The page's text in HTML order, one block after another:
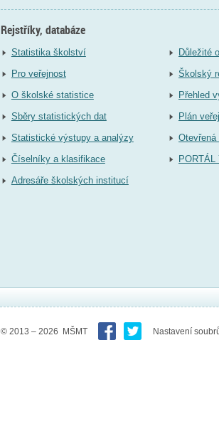
Rejstříky, databáze
Statistika školství
Pro veřejnost
O školské statistice
Sběry statistických dat
Statistické výstupy a analýzy
Číselníky a klasifikace
Adresáře školských institucí
Důležité
Školský
Přehled
Plán
Otevřená
PORTÁL
© 2013 – 2026 MŠMT Nastavení